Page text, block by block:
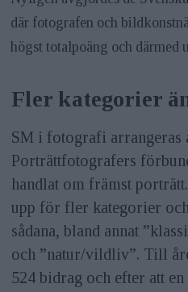
där fotografen och
högst totalpoäng och därmed
Fler kategorier
SM i fotografi arrangeras
Porträttfotografers
handlat om främst
upp för fler kategorier
sådana, bland annat
och ”natur/vildliv”. Till
524 bidrag och efter att